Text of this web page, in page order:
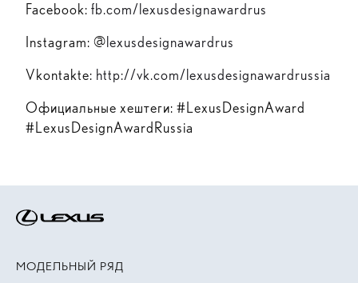
Facebook: fb.com/lexusdesignawardrus
Instagram: @ lexusdesignawardrus
Vkontakte: http://vk.com/lexusdesignawardrussia
Официальные хештеги: #LexusDesignAward
#LexusDesignAwardRussia
МОДЕЛЬНЫЙ РЯД